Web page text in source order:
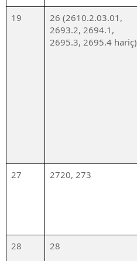
19
26 (2610.2.03.01,
2693.2, 2694.1,
2695.3, 2695.4 hariç)
27 2720, 273
28 28